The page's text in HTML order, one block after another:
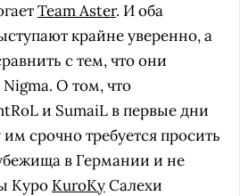
Team Aster. И оба
крайне уверенно, а
с тем, что они
О том, что
и SumaiL в первые дни
срочно требуется просить
в Германии и не
Куро KuroKyСалехи